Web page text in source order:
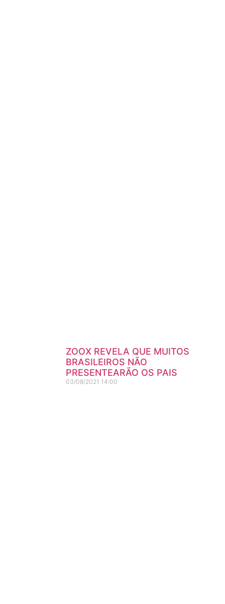
ZOOX REVELA QUE MUITOS
BRASILEIROS NÃO
PRESENTEARÃO OS PAIS
03/08/2021 14:00